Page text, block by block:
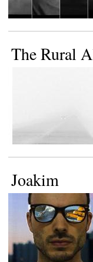
The Rural
Joakim